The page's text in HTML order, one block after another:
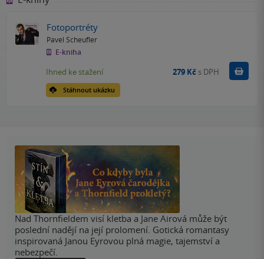
Fotoportréty
Pavel Scheufler
E-kniha
Stáhnout ukázku
Ihned ke stažení 279 Kč s DPH Koupit
Nad Thornfieldem visí kletba a Jane Airová může být
poslední nadějí na její prolomení. Gotická romantasy
inspirovaná Janou Eyrovou plná magie, tajemství a
nebezpečí.